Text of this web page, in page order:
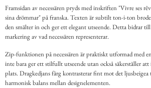
Framsidan av necessären pryds med inskriften "Vivre ses
sina drömmar" på franska. Texten är subtilt ton-i-ton
den smälter in och ger ett elegant utseende. Detta bidrar
markering av vad necessären representerar.
Zip-funktionen på necessären är praktiskt utformad med
inte bara ger ett stilfullt utseende utan också säkerställer
plats. Dragkedjans färg kontrasterar fint mot det
harmonisk balans mellan designelementen.